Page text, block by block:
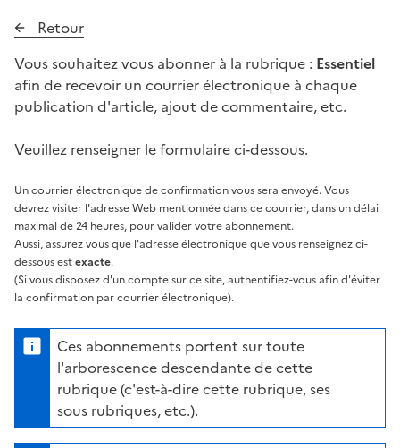
Retour
Vous souhaitez vous abonner à la rubrique : Essentiel
afin de recevoir un courrier électronique à chaque
publication d'article, ajout de commentaire, etc.
Veuillez renseigner le formulaire ci-dessous.
Un courrier électronique de confirmation vous sera envoyé. Vous
devrez visiter l'adresse Web mentionnée dans ce courrier, dans un délai
maximal de 24 heures, pour valider votre abonnement.
Aussi, assurez vous que l'adresse électronique que vous renseignez ci-
dessous estexacte.
(Si vous disposez d'un compte sur ce site, authentifiez-vous afin d'éviter
la confirmation par courrier électronique).
Ces abonnements portent sur toute
l'arborescence descendante de cette
rubrique (c'est-à-dire cette rubrique, ses
sous rubriques, etc.).